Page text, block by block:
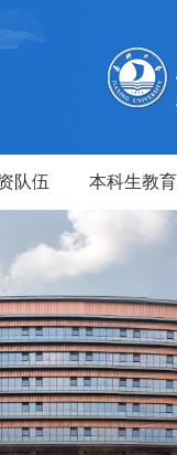
队伍 本科生教育